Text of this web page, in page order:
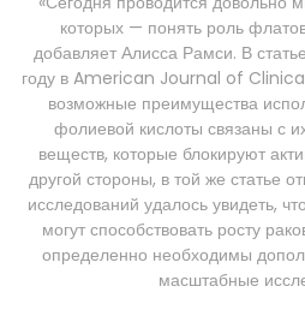
которых — понять роль
добавляет Алисса Рамси. В
году в American Journal of
возможные преимущества
фолиевой кислоты связаны с
веществ, которые блокируют
другой стороны, в той же статье
исследований удалось увидеть,
могут способствовать росту
определенно необходимы
масштабные